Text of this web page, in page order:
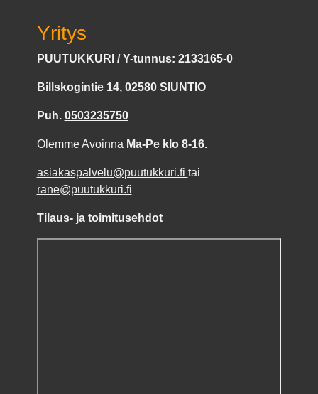
Yritys
PUUTUKKURI / Y-tunnus: 2133165-0
Billskogintie 14, 02580 SIUNTIO
Puh. 0503235750
Olemme Avoinna Ma-Pe klo 8-16.
asiakaspalvelu@puutukkuri.fi tai
rane@puutukkuri.fi
Tilaus- ja toimitusehdot